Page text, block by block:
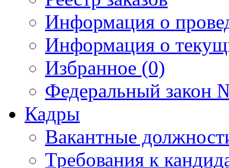
Информация о
Информация о
Избранное (0)
Федеральный закон
Кадры
Вакантные
Требования к